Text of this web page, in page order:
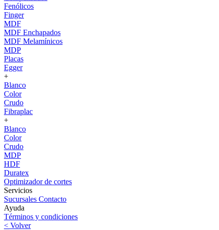
Fenólicos
Finger
MDF
MDF Enchapados
MDF Melamínicos
MDP
Placas
Egger
+
Blanco
Color
Crudo
Fibraplac
+
Blanco
Color
Crudo
MDP
HDF
Duratex
Optimizador de cortes
Servicios
Sucursales Contacto
Ayuda
Términos y condiciones
< Volver